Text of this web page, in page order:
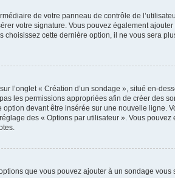
de votre panneau de contrôle de
votre signature. Vous pouvez également
cette dernière option, il ne vous sera
l’onglet « Création d’un sondage », situé en-
les permissions appropriées afin de créer des
devant être insérée sur une nouvelle ligne.
des « Options par utilisateur ». Vous pouvez
que vous pouvez ajouter à un sondage vous